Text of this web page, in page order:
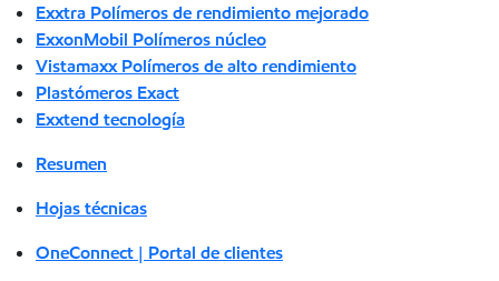
Exxtra Polímeros de rendimiento mejorado
ExxonMobil Polímeros núcleo
Vistamaxx Polímeros de alto rendimiento
Plastómeros Exact
Exxtend tecnología
Resumen
Hojas técnicas
OneConnect | Portal de clientes